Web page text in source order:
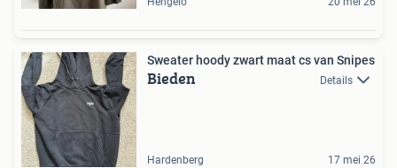
Sweater hoody zwart maat cs van Snipes
Bieden Details
Hardenberg 17 mei 26